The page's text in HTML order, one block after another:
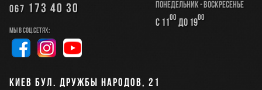
067 173 40 30
Мы в соц.сетях:
Понедельник - Воскресенье
с 1100 до 1900
Киев бул. Дружбы Народов, 21